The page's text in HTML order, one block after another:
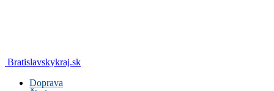
Bratislavskykraj.sk
Doprava